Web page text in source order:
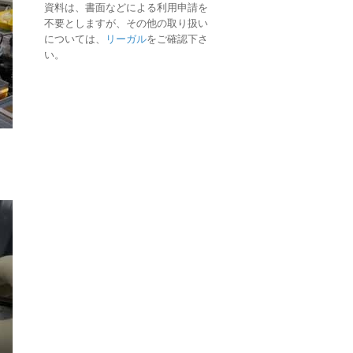
資料は、書面などによる利用申請を
不要としますが、その他の取り扱い
については、
リーガルをご確認下さ
い。